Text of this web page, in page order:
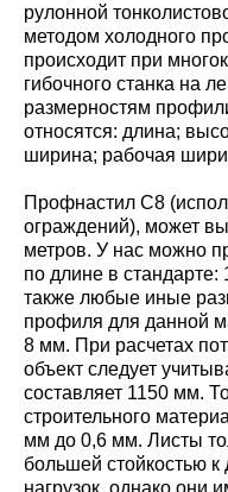
рулонной
методом холодного
происходит при
гибочного станка на
размерностям
относятся: длина;
ширина; рабочая
Профнастил С8
ограждений), может
метров. У нас можно
по длине в
также любые иные
профиля для данной
8 мм. При расчетах
объект следует
составляет 1150 мм.
строительного
мм до 0,6 мм. Листы
большей стойкостью
нагрузок, однако они